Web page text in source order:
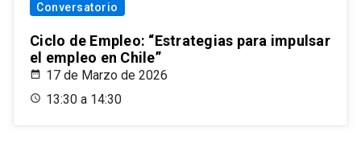
Conversatorio
Ciclo de Empleo: “Estrategias para impulsar
el empleo en Chile”
17 de Marzo de 2026
13:30 a 14:30